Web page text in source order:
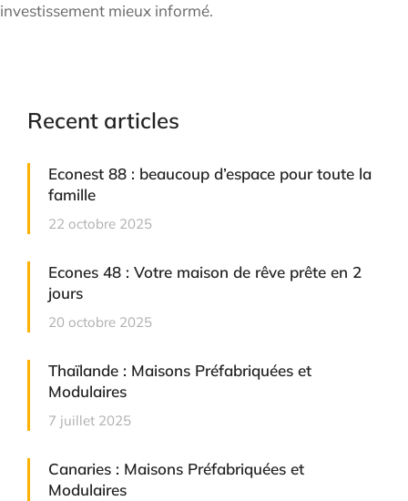
investissement mieux informé.
Recent articles
Econest 88 : beaucoup d’espace pour toute la
famille
22 octobre 2025
Econes 48 : Votre maison de rêve prête en 2
jours
20 octobre 2025
Thaïlande : Maisons Préfabriquées et
Modulaires
7 juillet 2025
Canaries : Maisons Préfabriquées et
Modulaires